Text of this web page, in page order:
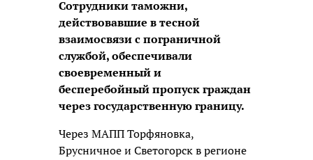
Сотрудники таможни,
действовавшие в тесной
взаимосвязи с пограничной
службой, обеспечивали
своевременный и
бесперебойный пропуск граждан
через государственную границу.
Через МАПП Торфяновка,
Брусничное и Светогорск в регионе